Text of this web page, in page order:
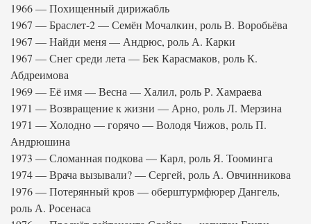
1966 — Похищенный дирижабль
1967 — Браслет-2 — Семён Мочалкин, роль В. Воробьёва
1967 — Найди меня — Андрюс, роль А. Карки
1967 — Снег среди лета — Бек Карасмаков, роль К.
Абдреимова
1969 — Её имя — Весна — Халил, роль Р. Хамраева
1971 — Возвращение к жизни — Арно, роль Л. Мерзина
1971 — Холодно — горячо — Володя Чижов, роль П.
Андрюшина
1973 — Сломанная подкова — Карл, роль Я. Тооминга
1974 — Врача вызывали? — Сергей, роль А. Овчинникова
1976 — Потерянный кров — оберштурмфюрер Дангель,
роль А. Росенаса